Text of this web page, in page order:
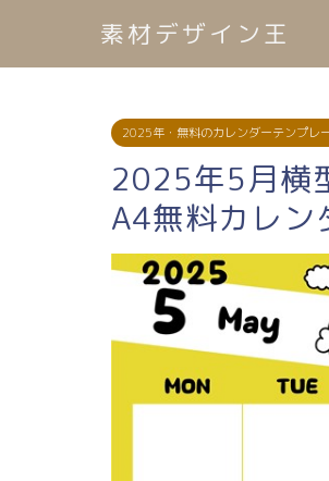
素材デザイン王
2025年・無料のカレンダーテンプレ
2025年5月横
A4無料カレ